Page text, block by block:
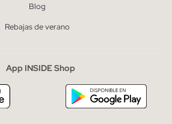
Blog
Rebajas de verano
App INSIDE Shop